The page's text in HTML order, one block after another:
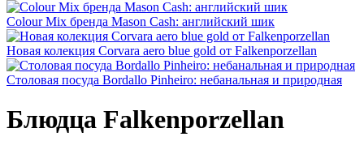
Colour Mix бренда Mason Cash: английский шик
Новая колекция Corvara aero blue gold от Falkenporzellan
Столовая посуда Bordallo Pinheiro: небанальная и природная
Блюдца Falkenporzellan